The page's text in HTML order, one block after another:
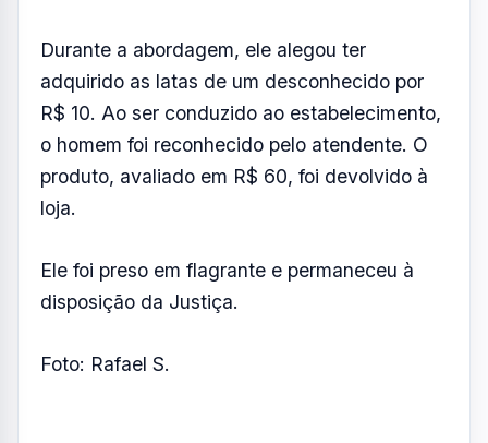
Durante a abordagem, ele alegou ter
adquirido as latas de um desconhecido por
R$ 10. Ao ser conduzido ao estabelecimento,
o homem foi reconhecido pelo atendente. O
produto, avaliado em R$ 60, foi devolvido à
loja.
Ele foi preso em flagrante e permaneceu à
disposição da Justiça.
Foto: Rafael S.